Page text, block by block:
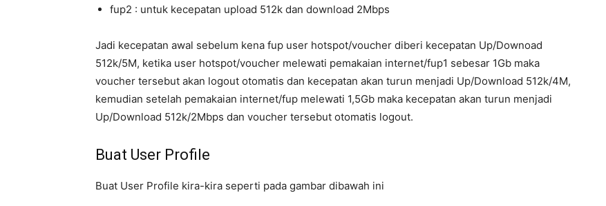
fup2 : untuk kecepatan upload 512k dan download 2Mbps
Jadi kecepatan awal sebelum kena fup user hotspot/voucher diberi kecepatan Up/Downoad
512k/5M, ketika user hotspot/voucher melewati pemakaian internet/fup1 sebesar 1Gb maka
voucher tersebut akan logout otomatis dan kecepatan akan turun menjadi Up/Download 512k/4M,
kemudian setelah pemakaian internet/fup melewati 1,5Gb maka kecepatan akan turun menjadi
Up/Download 512k/2Mbps dan voucher tersebut otomatis logout.
Buat User Profile
Buat User Profile kira-kira seperti pada gambar dibawah ini